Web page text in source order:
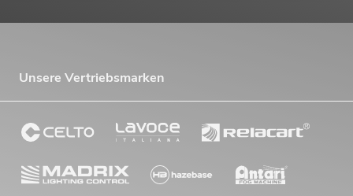
Unsere Vertriebsmarken